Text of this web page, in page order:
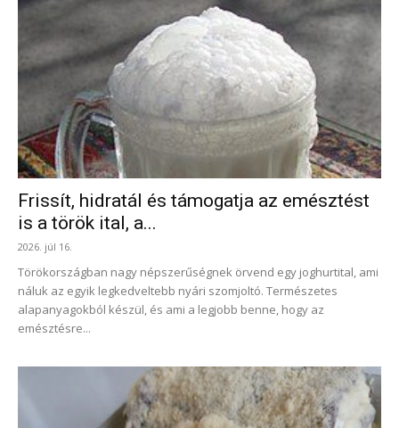
Frissít, hidratál és támogatja az emésztést
is a török ital, a...
2026. júl 16.
Törökországban nagy népszerűségnek örvend egy joghurtital, ami
náluk az egyik legkedveltebb nyári szomjoltó. Természetes
alapanyagokból készül, és ami a legjobb benne, hogy az
emésztésre...